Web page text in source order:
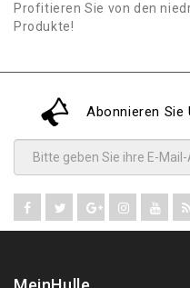
Profitieren Sie von den
Produkte!
Abonnieren Sie